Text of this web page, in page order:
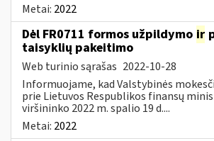
Metai: 2022
Dėl FR0711 formos užpildymo ir
taisyklių pakeitimo
Web turinio sąrašas 2022-10-28
Informuojame, kad Valstybinės
prie Lietuvos Respublikos finansų
viršininko 2022 m. spalio 19 d....
Metai: 2022